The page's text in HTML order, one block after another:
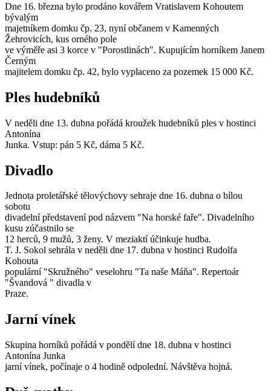
Dne 16. března bylo prodáno kovářem Vratislavem Kohoutem
bývalým
majetníkem domku čp. 23, nyní občanem v Kamenných
Žehrovicích, kus orného pole
ve výměře asi 3 korce v "Porostlinách". Kupujícím horníkem Janem
Černým
majitelem domku čp. 42, bylo vyplaceno za pozemek 15 000 Kč.
Ples hudebníků
V neděli dne 13. dubna pořádá kroužek hudebníků ples v hostinci
Antonína
Junka. Vstup: pán 5 Kč, dáma 5 Kč.
Divadlo
Jednota proletářské tělovýchovy sehraje dne 16. dubna o bílou
sobotu
divadelní představení pod názvem "Na horské faře". Divadelního
kusu zúčastnilo se
12 herců, 9 mužů, 3 ženy. V meziaktí účinkuje hudba.
T. J. Sokol sehrála v neděli dne 17. dubna v hostinci Rudolfa
Kohouta
populární "Skružného" veselohru "Ta naše Máňa". Repertoár
"Švandová " divadla v
Praze.
Jarní vínek
Skupina horníků pořádá v pondělí dne 18. dubna v hostinci
Antonína Junka
jarní vínek, počínaje o 4 hodině odpolední. Návštěva hojná.